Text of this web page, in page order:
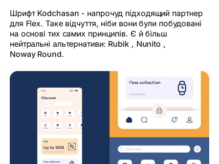
Шрифт Kodchasan - напрочуд підходящий партнер
для Flex. Таке відчуття, ніби вони були побудовані
на основі тих самих принципів. Є й більш
нейтральні альтернативи: Rubik, Nunito ,
Noway Round.